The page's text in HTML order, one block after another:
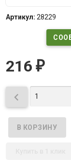
Артикул: 28229
216 ₽
